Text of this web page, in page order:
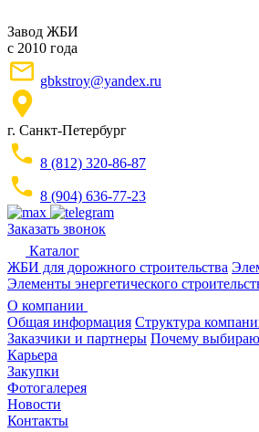
Завод ЖБИ
с 2010 года
gbkstroy@yandex.ru
г. Санкт-Петербург
8 (812) 320-86-87
8 (904) 636-77-23
Заказать звонок
Каталог
ЖБИ для дорожного строительства
Элементы энергетического
О компании
Общая информация Структура
Заказчики и партнеры Почему
Карьера
Закупки
Фотогалерея
Новости
Контакты